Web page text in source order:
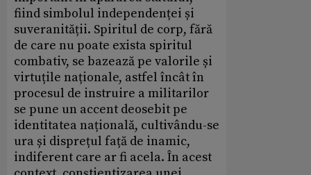
fiind simbolul independenței și
suveranității. Spiritul de corp, fără
de care nu poate exista spiritul
combativ, se bazează pe valorile și
virtuțile naționale, astfel încât în
procesul de instruire a militarilor
se pune un accent deosebit pe
identitatea națională, cultivându-se
ura și disprețul față de inamic,
indiferent care ar fi acela. În acest